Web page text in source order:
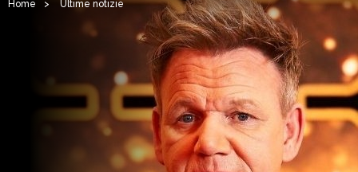
Home > Ultime notizie